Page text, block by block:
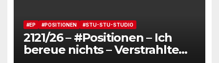
#EP #POSITIONEN #STU-STU-STUDIO
2121/26 – #Positionen – Ich
bereue nichts – Verstrahlte